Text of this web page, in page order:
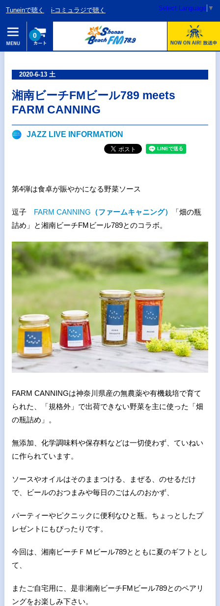
Tuneinで聴く i-コミュラジで聴く Select Language ▼
0
2020-6-13 土
湘南ビーチFMビール789 meets
FARM CANNING
JAZZ LIVE INFORMATION
第4弾は食卓が賑やかになる野菜ソース
逗子 FARM CANNING （ファームキャニング）
「畑の瓶
詰め」と湘南ビーチFMビール789とのコラボ。
FARM CANNINGは神奈川県産の無農薬や有機栽培で育て
られた、「規格外」で出荷できない野菜を主に使った「畑
の瓶詰め」。
無添加、化学調味料や保存料などは一切使わず、ていねい
に作られています。
ソースやオイルはそのままつける、まぜる、のせるだけ
で、ビールのおつまみや毎日のごはんのおかず、
パーティーやピクニックに便利なひと瓶。ちょっとしたプ
レゼントにもぴったりです。
今回は、湘南ビーチＦＭビール789とともに夏のギフトとし
て、
またご自宅用に、是非湘南ビーチFMビール789とのペアリ
ングをお楽しみ下さい。